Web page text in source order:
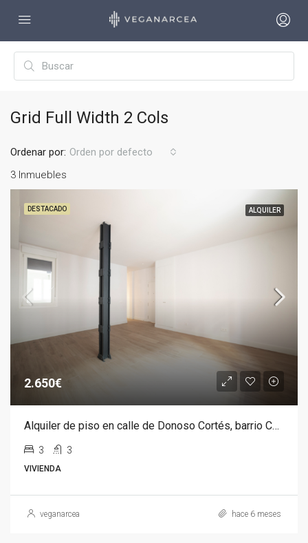
Grid Full Width 2 Cols
3 Inmuebles
Ordenar por: Orden por defecto
DESTACADO ALQUILER
2.650€
Alquiler de piso en calle de Donoso Cortés, barrio Chamberí
3 3
VIVIENDA
veganarcea hace 6 meses